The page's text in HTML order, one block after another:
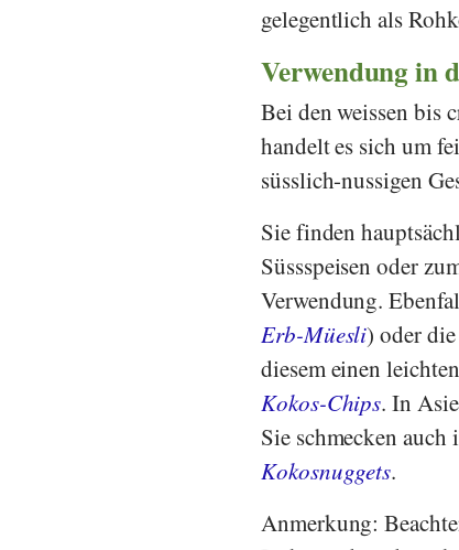
gelegentlich als
Verwendung in
Bei den weissen bis
handelt es sich um
süsslich-nussigen
Sie finden
Süssspeisen oder
Verwendung.
Erb-Müesli) oder die
diesem einen
Kokos-Chips. In
Sie schmecken
Kokosnuggets.
Anmerkung: